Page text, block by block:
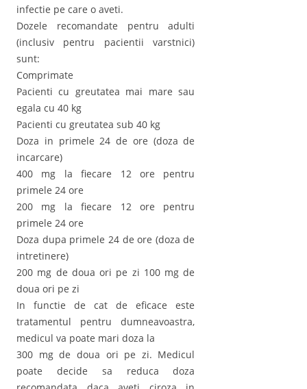
infectie pe care o aveti.
Dozele recomandate pentru adulti
(inclusiv pentru pacientii varstnici)
sunt:
Comprimate
Pacienti cu greutatea mai mare sau
egala cu 40 kg
Pacienti cu greutatea sub 40 kg
Doza in primele 24 de ore (doza de
incarcare)
400 mg la fiecare 12 ore pentru
primele 24 ore
200 mg la fiecare 12 ore pentru
primele 24 ore
Doza dupa primele 24 de ore (doza de
intretinere)
200 mg de doua ori pe zi 100 mg de
doua ori pe zi
In functie de cat de eficace este
tratamentul pentru dumneavoastra,
medicul va poate mari doza la
300 mg de doua ori pe zi. Medicul
poate decide sa reduca doza